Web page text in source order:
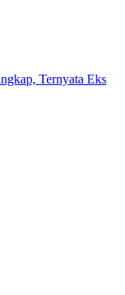
Ternyata Eks